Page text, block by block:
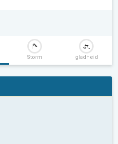
Storm gladheid